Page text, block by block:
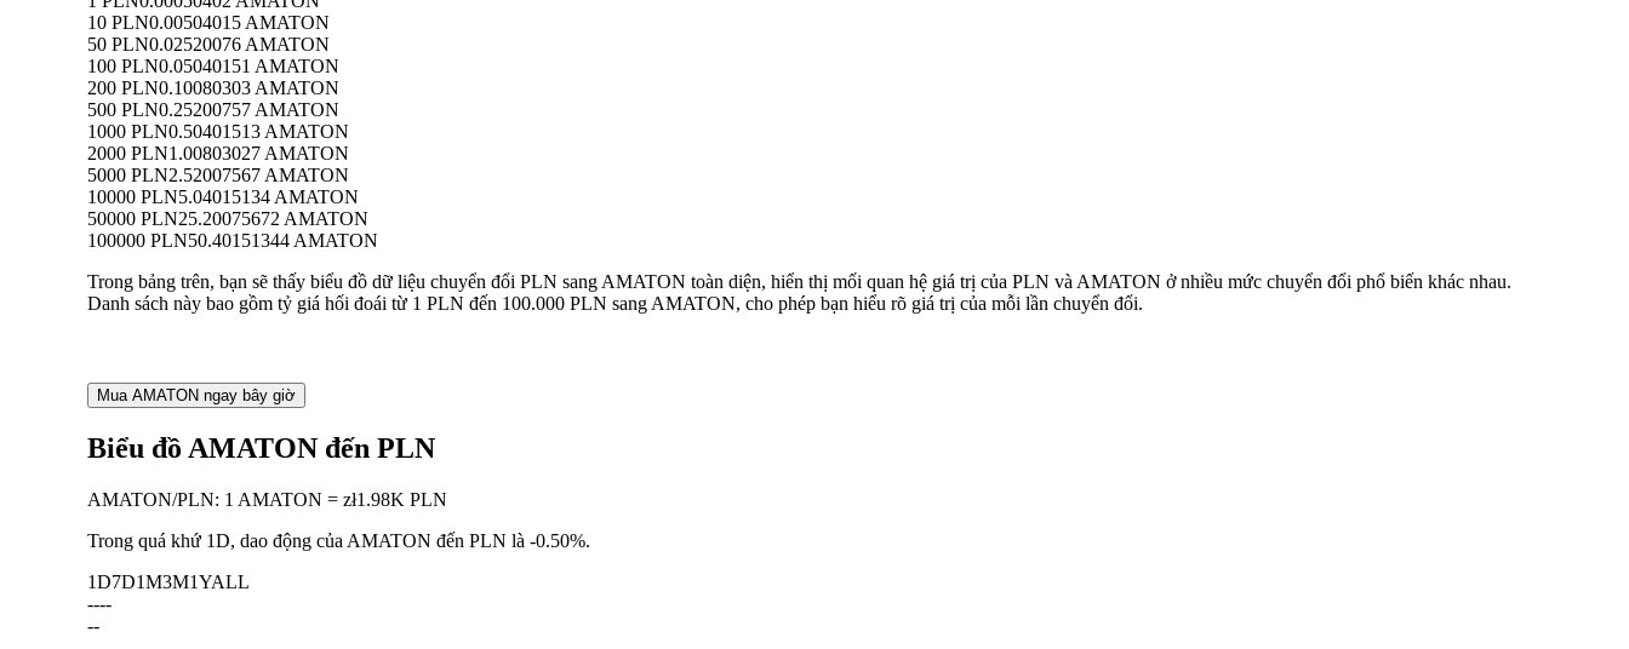
10 PLN0.00504015 AMATON
50 PLN0.02520076 AMATON
100 PLN0.05040151 AMATON
200 PLN0.10080303 AMATON
500 PLN0.25200757 AMATON
1000 PLN0.50401513 AMATON
2000 PLN1.00803027 AMATON
5000 PLN2.52007567 AMATON
10000 PLN5.04015134 AMATON
50000 PLN25.20075672 AMATON
100000 PLN50.40151344 AMATON
Trong bảng trên, bạn sẽ thấy biểu đồ dữ liệu chuyển đổi PLN sang AMATON toàn diện, hiển thị mối quan hệ giá trị của PLN và AMATON ở nhiều mức chuyển đổi phổ biến khác nhau.
Danh sách này bao gồm tỷ giá hối đoái từ 1 PLN đến 100.000 PLN sang AMATON, cho phép bạn hiểu rõ giá trị của mỗi lần chuyển đổi.
Mua AMATON ngay bây giờ
Biểu đồ AMATON đến PLN
AMATON/PLN: 1 AMATON = zł1.98K PLN
Trong quá khứ 1D, dao động của AMATON đến PLN là -0.50%.
1D7D1M3M1YALL
----
--